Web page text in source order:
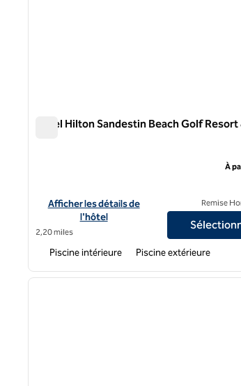
Hôtel Hilton Sandestin Beach Golf Resort
Afficher les détails de l'hôtel Hilton Sandestin
Afficher les détails de
l'hôtel
2,20 miles
À
Remise
Piscine intérieure Piscine extérieure
1 sur 12